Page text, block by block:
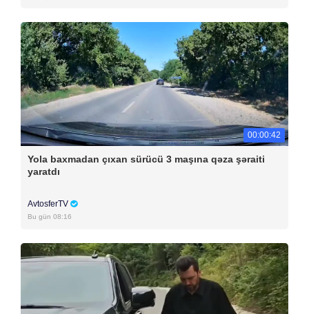
00:00:42
Yola baxmadan çıxan sürücü 3 maşına qəza şəraiti
yaratdı
AvtosferTV
Bu gün 08:16